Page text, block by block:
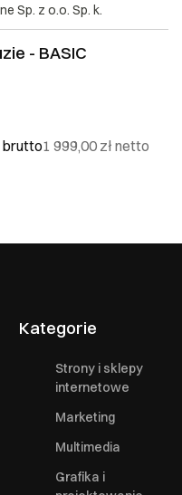
Sp. z o.o. Sp. k.
- BASIC
brutto1 999,00 złnetto
Kategorie
Strony i sklepy
internetowe
Marketing
Multimedia
Grafika i